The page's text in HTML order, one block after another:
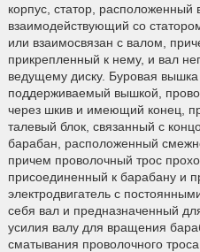
корпус, статор, расположенный
взаимодействующий со
или взаимосвязан с валом,
прикрепленный к нему, и вал
ведущему диску. Буровая
поддерживаемый вышкой,
через шкив и имеющий конец,
талевый блок, связанный с
барабан, расположенный
причем проволочный трос
присоединенный к барабану и
электродвигатель с
себя вал и предназначенный
усилия валу для вращения
сматывания проволочного